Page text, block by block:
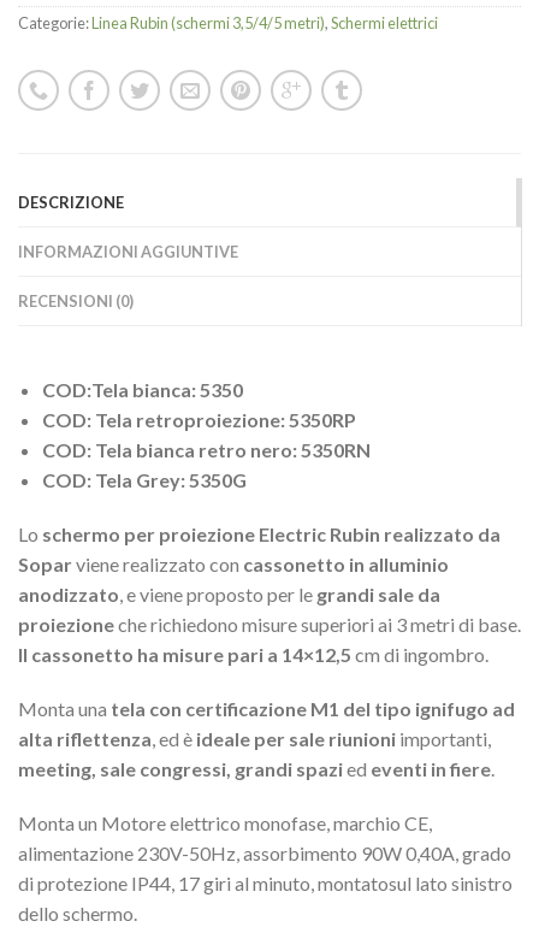
Categorie:Linea Rubin (schermi 3,5/4/5 metri),Schermi elettrici
DESCRIZIONE
INFORMAZIONI AGGIUNTIVE
RECENSIONI (0)
COD:Tela bianca: 5350
COD: Tela retroproiezione: 5350RP
COD: Tela bianca retro nero: 5350RN
COD: Tela Grey: 5350G
Lo schermo per proiezione Electric Rubin realizzato da
Soparviene realizzato con cassonetto in alluminio
anodizzato, e viene proposto per le grandi sale da
proiezioneche richiedono misure superiori ai 3 metri di base.
Il cassonetto ha misure pari a 14×12,5 cm di ingombro.
Monta una tela con certificazione M1 del tipo ignifugo ad
alta riflettenza, ed è ideale per sale riunioni importanti,
meeting, sale congressi, grandi spazied eventi in fiere.
Monta un Motore elettrico monofase, marchio CE,
alimentazione 230V-50Hz, assorbimento 90W 0,40A, grado
di protezione IP44, 17 giri al minuto, montatosul lato sinistro
dello schermo.